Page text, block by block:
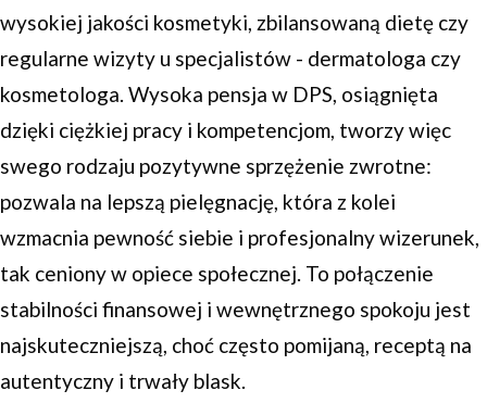
wysokiej jakości kosmetyki, zbilansowaną dietę czy
regularne wizyty u specjalistów - dermatologa czy
kosmetologa. Wysoka pensja w DPS, osiągnięta
dzięki ciężkiej pracy i kompetencjom, tworzy więc
swego rodzaju pozytywne sprzężenie zwrotne:
pozwala na lepszą pielęgnację, która z kolei
wzmacnia pewność siebie i profesjonalny wizerunek,
tak ceniony w opiece społecznej. To połączenie
stabilności finansowej i wewnętrznego spokoju jest
najskuteczniejszą, choć często pomijaną, receptą na
autentyczny i trwały blask.